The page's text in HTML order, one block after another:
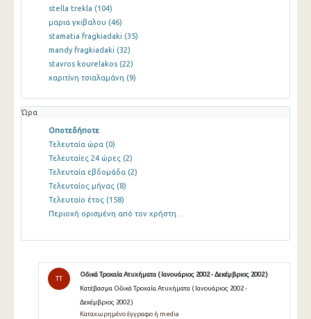
stella trekla (104)
μαρια γκιβαλου (46)
stamatia fragkiadaki (35)
mandy fragkiadaki (32)
stavros kourelakos (22)
χαριτίνη τσιαλαμάνη (9)
Ώρα
Οποτεδήποτε
Τελευταία ώρα (0)
Τελευταίες 24 ώρες (2)
Τελευταία εβδομάδα (2)
Τελευταίος μήνας (8)
Τελευταίο έτος (158)
Περιοχή ορισμένη από τον χρήστη…
TT
Οδικά Τροχαία Ατυχήματα ( Ιανουάριος 2002 - Δεκέμβριος 2002 )
Κατέβασμα Οδικά Τροχαία Ατυχήματα ( Ιανουάριος 2002 -
Δεκέμβριος 2002 )
Καταχωρημένο έγγραφο ή media